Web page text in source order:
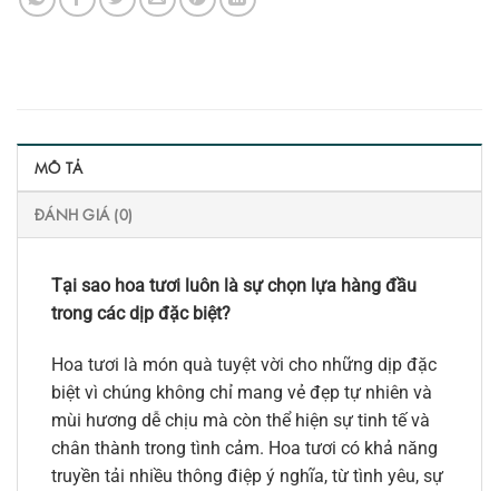
MÔ TẢ
ĐÁNH GIÁ (0)
Tại sao hoa tươi luôn là sự chọn lựa hàng đầu
trong các dịp đặc biệt?
Hoa tươi là món quà tuyệt vời cho những dịp đặc
biệt vì chúng không chỉ mang vẻ đẹp tự nhiên và
mùi hương dễ chịu mà còn thể hiện sự tinh tế và
chân thành trong tình cảm. Hoa tươi có khả năng
truyền tải nhiều thông điệp ý nghĩa, từ tình yêu, sự